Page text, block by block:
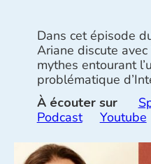
Dans cet épisode
Ariane discute
mythes entourant
problématique
À écouter sur
Podcast
Youtube